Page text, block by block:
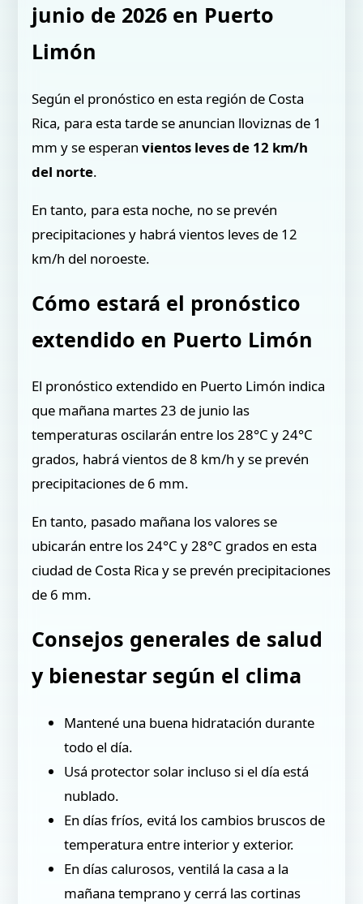
junio de 2026 en Puerto
Limón
Según el pronóstico en esta región de Costa
Rica, para esta tarde se anuncian lloviznas de 1
mm y se esperanvientos leves de 12 km/h
del norte.
En tanto, para esta noche, no se prevén
precipitaciones y habrá vientos leves de 12
km/h del noroeste.
Cómo estará el pronóstico
extendido en Puerto Limón
El pronóstico extendido en Puerto Limón indica
que mañana martes 23 de junio las
temperaturas oscilarán entre los 28°C y 24°C
grados, habrá vientos de 8 km/h y se prevén
precipitaciones de 6 mm.
En tanto, pasado mañana los valores se
ubicarán entre los 24°C y 28°C grados en esta
ciudad de Costa Rica y se prevén precipitaciones
de 6 mm.
Consejos generales de salud
y bienestar según el clima
Mantené una buena hidratación durante
todo el día.
Usá protector solar incluso si el día está
nublado.
En días fríos, evitá los cambios bruscos de
temperatura entre interior y exterior.
En días calurosos, ventilá la casa a la
mañana temprano y cerrá las cortinas